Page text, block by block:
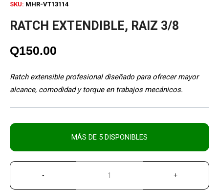
SKU: MHR-VT13114
RATCH EXTENDIBLE, RAIZ 3/8
Q150.00
Ratch extensible profesional diseñado para ofrecer mayor
alcance, comodidad y torque en trabajos mecánicos.
MÁS DE 5 DISPONIBLES